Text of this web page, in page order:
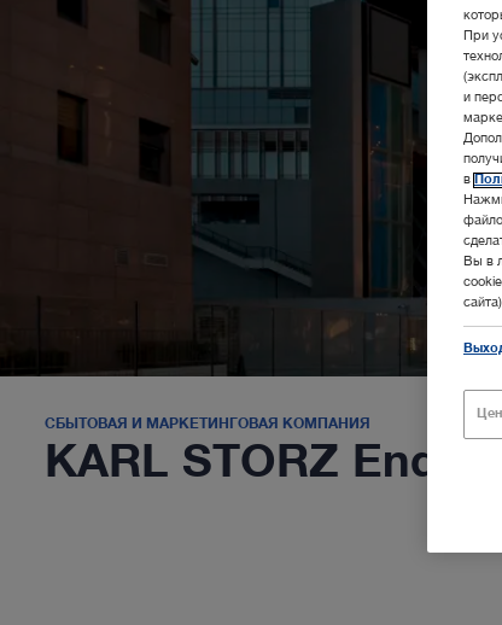
СБЫТОВАЯ И МАРКЕТИНГОВАЯ КОМПАНИЯ
KARL STORZ
При
и
в
Вы в